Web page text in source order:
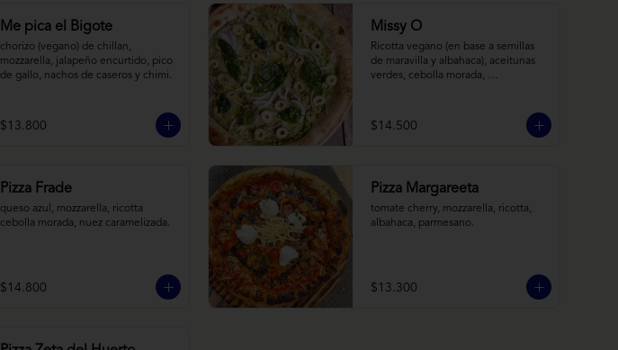
Me pica el Bigote
chorizo (vegano) de chillan,
mozzarella, jalapeño encurtido, pico
de gallo, nachos de caseros y chimi.
$13.800
Missy O
Ricotta vegano (en base a semillas
de maravilla y albahaca), aceitunas
verdes, cebolla morada,
$14.500
Pizza Frade
queso azul, mozzarella, ricotta
cebolla morada, nuez caramelizada.
$14.800
Pizza Margareeta
tomate cherry, mozzarella, ricotta,
albahaca, parmesano.
$13.300